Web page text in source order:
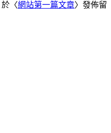
於〈網站第一篇文章〉發佈留